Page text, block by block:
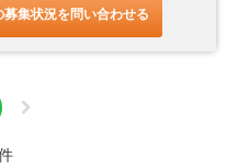
募集状況を問い合わせる